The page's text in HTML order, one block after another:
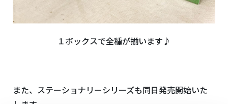
１ボックスで全種が揃います♪
また、ステーショナリーシリーズも同日発売開始いた